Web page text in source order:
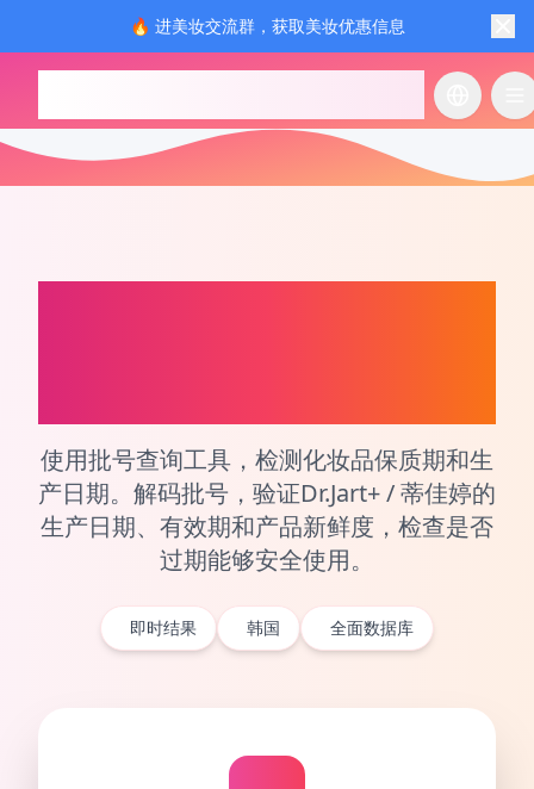
🔥 进美妆交流群，获取美妆优惠信息
切换语言
使用批号查询工具，检测化妆品保质期和生
产日期。解码批号，验证Dr.Jart+ / 蒂佳婷的
生产日期、有效期和产品新鲜度，检查是否
过期能够安全使用。
即时结果 韩国 全面数据库